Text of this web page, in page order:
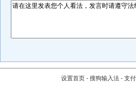
设置首页 - 搜狗输入法 - 支